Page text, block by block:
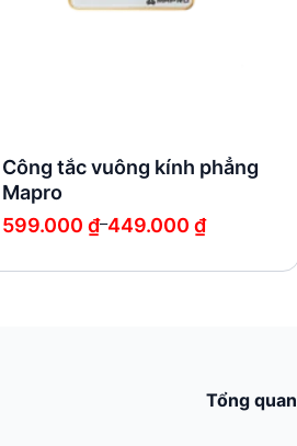
Công tắc vuông kính phẳng
Mapro
449.000₫
–
599.000₫
Khoảng
giá:
449.000 ₫
Tổng quan